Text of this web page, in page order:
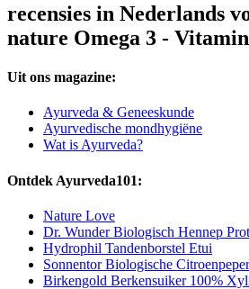
recensies in Nederlands
nature Omega 3 -
Uit ons magazine:
Ayurveda & Geneeskunde
Ayurvedische mondhygiëne
Wat is Ayurveda?
Ontdek Ayurveda101:
Nature Love
Dr. Wunder Biologisch Hennep
Hydrophil Tandenborstel Etui
Sonnentor Biologische Citroenpeper
Birkengold Berkensuiker 100%